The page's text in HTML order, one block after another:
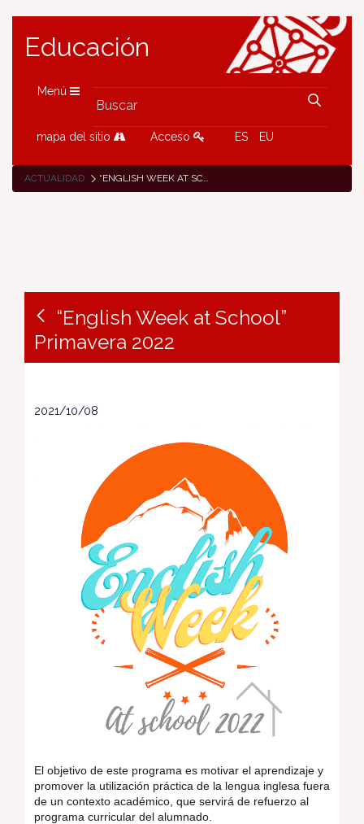
Educación
Menú
mapa del sitio Acceso ES EU
ACTUALIDAD “ENGLISH WEEK AT SCHOOL” PRIMAVERA 2022
“English Week at School”
Primavera 2022
2021/10/08
El objetivo de este programa es motivar el aprendizaje y
promover la utilización práctica de la lengua inglesa fuera
de un contexto académico, que servirá de refuerzo al
programa curricular del alumnado.